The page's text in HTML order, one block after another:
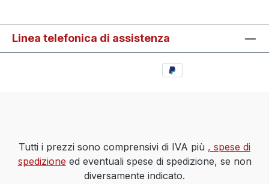
Linea telefonica di assistenza
Tutti i prezzi sono comprensivi di IVA più , spese di
spedizione ed eventuali spese di spedizione, se non
diversamente indicato.